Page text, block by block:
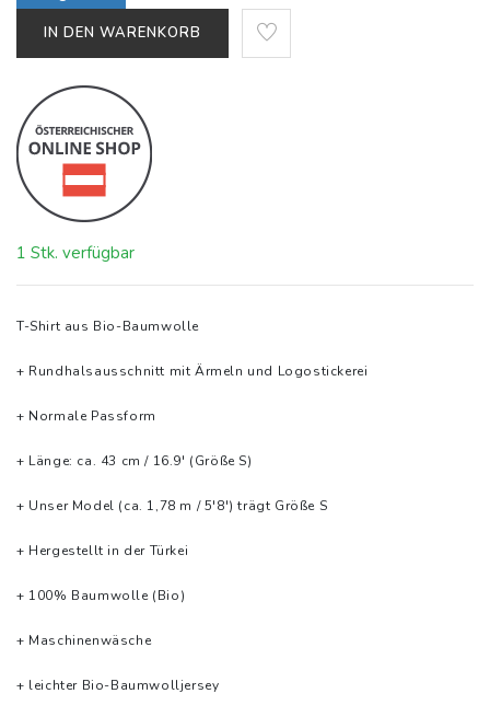
IN DEN WARENKORB
1 Stk. verfügbar
T-Shirt aus Bio-Baumwolle
+ Rundhalsausschnitt mit Ärmeln und Logostickerei
+ Normale Passform
+ Länge: ca. 43 cm / 16.9' (Größe S)
+ Unser Model (ca. 1,78 m / 5'8') trägt Größe S
+ Hergestellt in der Türkei
+ 100% Baumwolle (Bio)
+ Maschinenwäsche
+ leichter Bio-Baumwolljersey